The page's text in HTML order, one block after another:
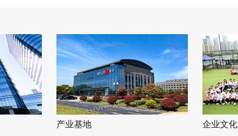
产业基地 企业文化